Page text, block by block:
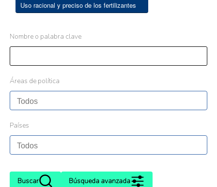
Uso racional y preciso de los fertilizantes
Nombre o palabra clave
Áreas de política
Países
Buscar Búsqueda avanzada